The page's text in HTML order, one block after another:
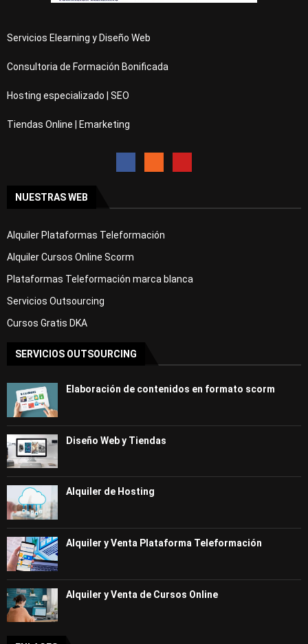
Servicios Elearning y Diseño Web
Consultoria de Formación Bonificada
Hosting especializado | SEO
Tiendas Online | Emarketing
NUESTRAS WEB
Alquiler Plataformas Teleformación
Alquiler Cursos Online Scorm
Plataformas Teleformación marca blanca
Servicios Outsourcing
Cursos Gratis DKA
SERVICIOS OUTSOURCING
Elaboración de contenidos en formato scorm
Diseño Web y Tiendas
Alquiler de Hosting
Alquiler y Venta Plataforma Teleformación
Alquiler y Venta de Cursos Online